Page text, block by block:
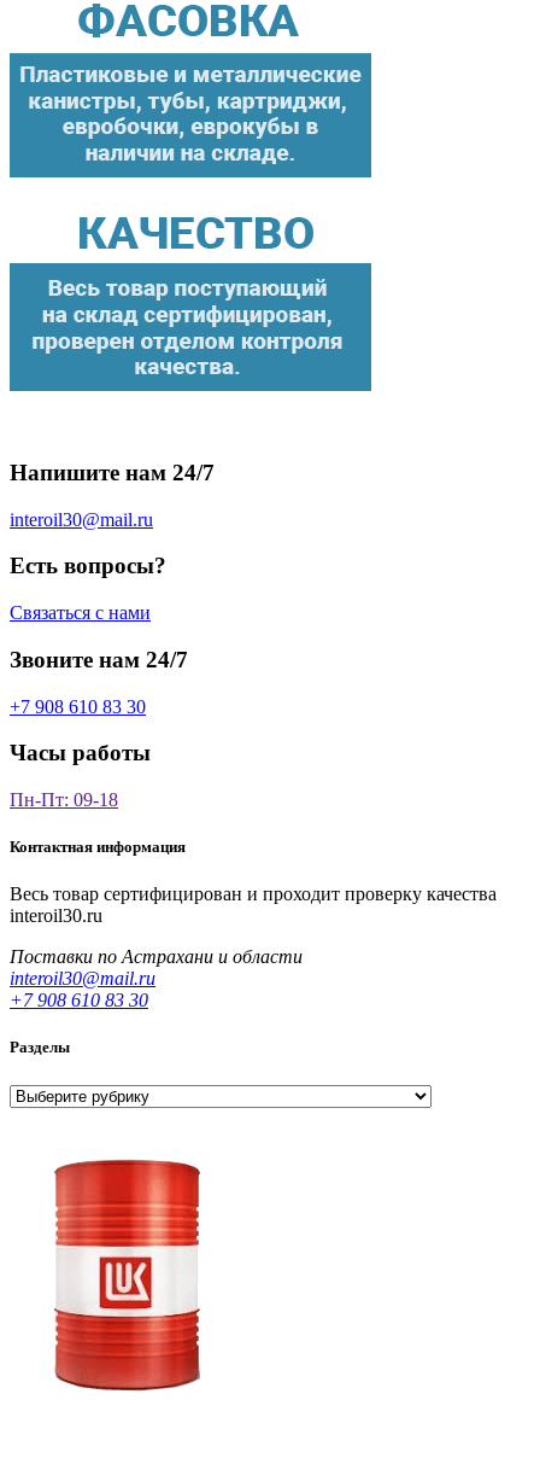
Напишите нам 24/7
interoil30@mail.ru
Есть вопросы?
Связаться с нами
Звоните нам 24/7
+7 908 610 83 30
Часы работы
Пн-Пт: 09-18
Контактная информация
Весь товар сертифицирован и проходит проверку качества
interoil30.ru
Поставки по Астрахани и области
interoil30@mail.ru
+7 908 610 83 30
Разделы
Разделы